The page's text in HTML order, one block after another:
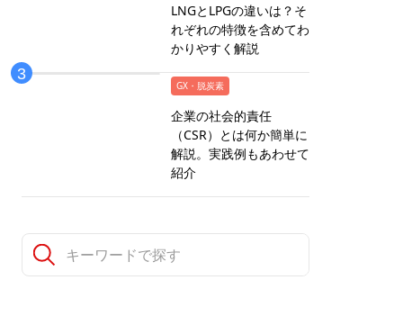
LNGとLPGの違いは？そ
れぞれの特徴を含めてわ
かりやすく解説
GX・脱炭素
企業の社会的責任
（CSR）とは何か簡単に
解説。実践例もあわせて
紹介